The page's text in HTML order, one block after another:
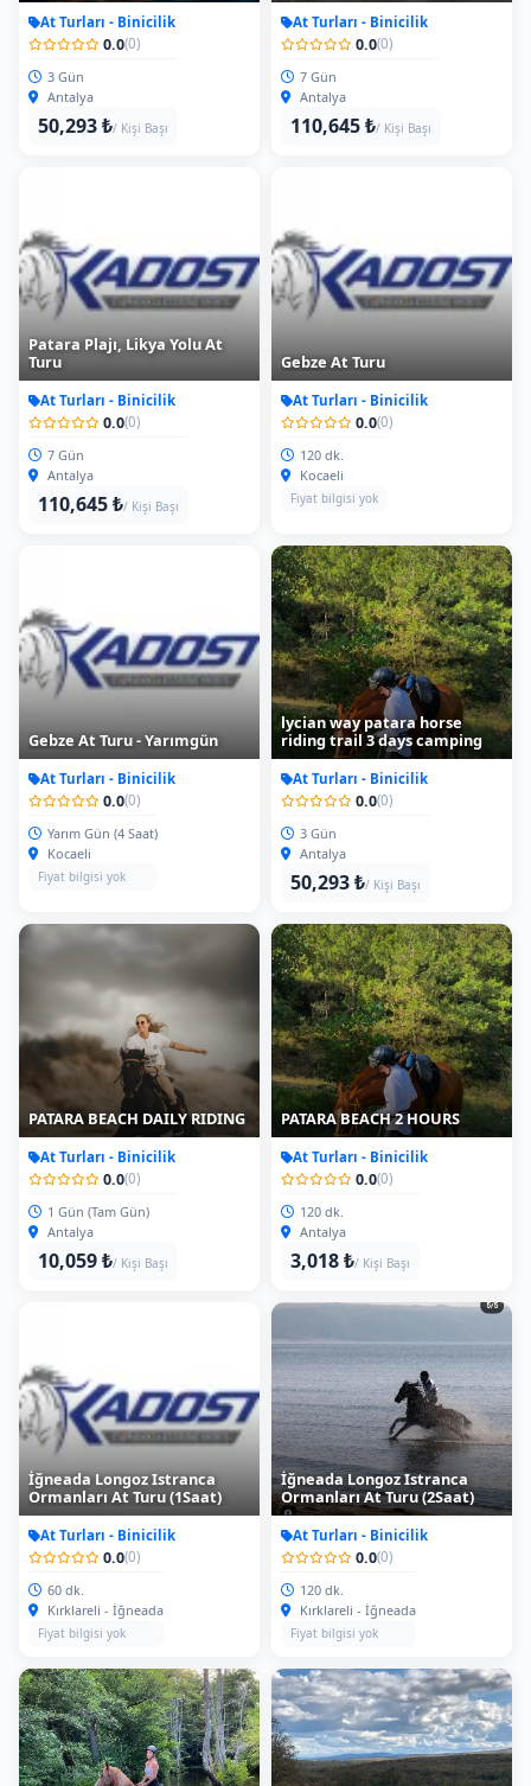
0.0(0)
Antalya
50,293 ₺
0.0(0)
Antalya
110,645 ₺
Patara Plajı, Likya Yolu At
Turu
0.0(0)
Antalya
110,645 ₺
Gebze At Turu
0.0(0)
Kocaeli
Fiyat bilgisi yok
Gebze At Turu - Yarımgün
0.0(0)
Kocaeli
Fiyat bilgisi yok
lycian way patara horse
riding trail 3 days camping
0.0(0)
Antalya
50,293 ₺
PATARA BEACH DAILY RIDING
0.0(0)
Antalya
10,059 ₺
PATARA BEACH 2 HOURS
0.0(0)
Antalya
3,018 ₺
İğneada Longoz Istranca
Ormanları At Turu (1Saat)
0.0(0)
Kırklareli - İğneada
Fiyat bilgisi yok
İğneada Longoz Istranca
Ormanları At Turu (2Saat)
0.0(0)
Kırklareli - İğneada
Fiyat bilgisi yok